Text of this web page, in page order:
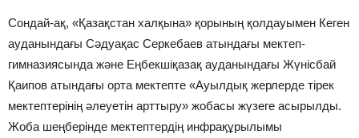
Сондай-ақ, «Қазақстан халқына» қорының қолдауымен Кеген
ауданындағы Сәдуақас Серкебаев атындағы мектеп-
гимназиясында және Еңбекшіқазақ ауданындағы Жүнісбай
Қаипов атындағы орта мектепте «Ауылдық жерлерде тірек
мектептерінің әлеуетін арттыру» жобасы жүзеге асырылды.
Жоба шеңберінде мектептердің инфрақұрылымы